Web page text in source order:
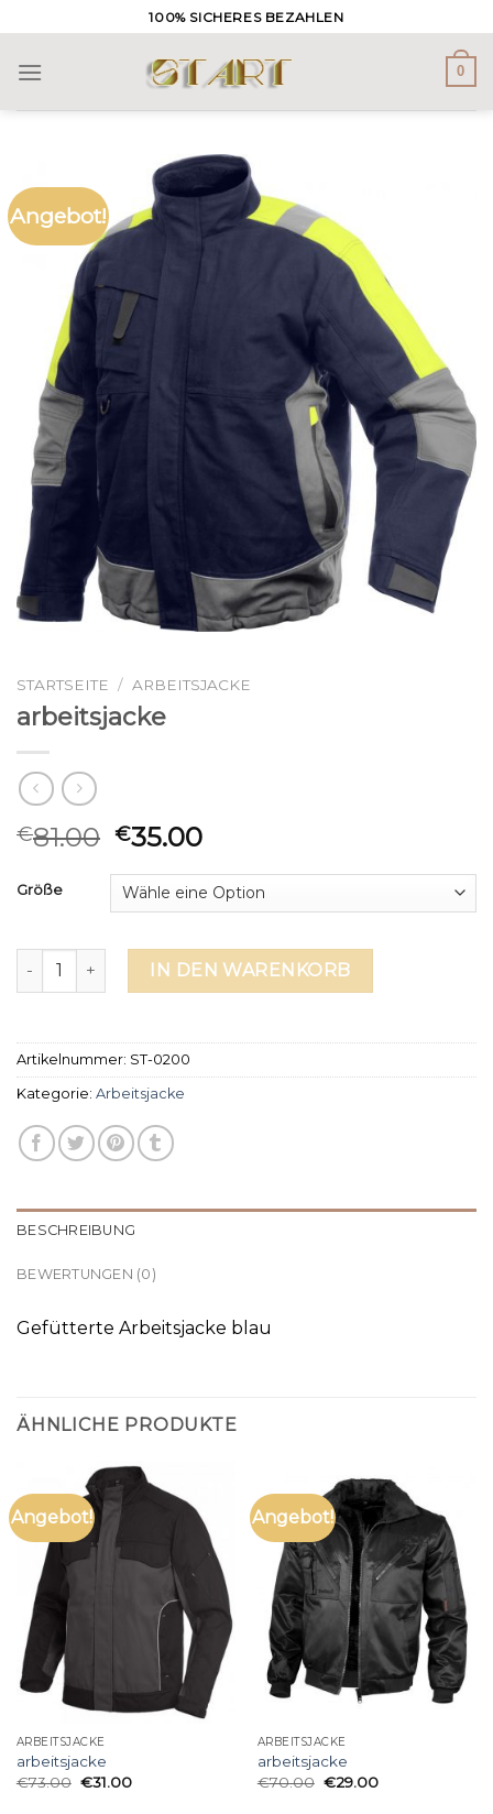
to
content
100% SICHERES BEZAHLEN
0
Angebot!
STARTSEITE / ARBEITSJACKE
arbeitsjacke
€81.00 €35.00
Größe
arbeitsjacke MengeIN DEN WARENKORB
Artikelnummer: ST-0200
Kategorie: Arbeitsjacke
BESCHREIBUNG
BEWERTUNGEN (0)
Gefütterte Arbeitsjacke blau
ÄHNLICHE PRODUKTE
Angebot!
ARBEITSJACKE
arbeitsjacke
€73.00 €31.00
Angebot!
ARBEITSJACKE
arbeitsjacke
€70.00 €29.00